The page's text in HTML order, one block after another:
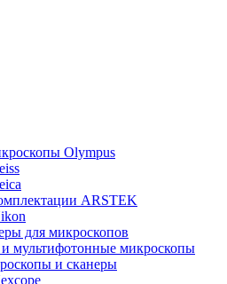
Olympus
ARSTEK
для микроскопов
мультифотонные микроскопы
и сканеры